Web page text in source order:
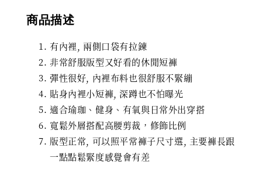
商品描述
有內裡, 兩側口袋有拉鍊
非常舒服版型又好看的休閒短褲
彈性很好, 內裡布料也很舒服不緊繃
貼身內裡小短褲, 深蹲也不怕曝光
適合瑜珈、健身、有氧與日常外出穿搭
寬鬆外層搭配高腰剪裁，修飾比例
版型正常, 可以照平常褲子尺寸選, 主要褲長跟
一點點鬆緊度感覺會有差